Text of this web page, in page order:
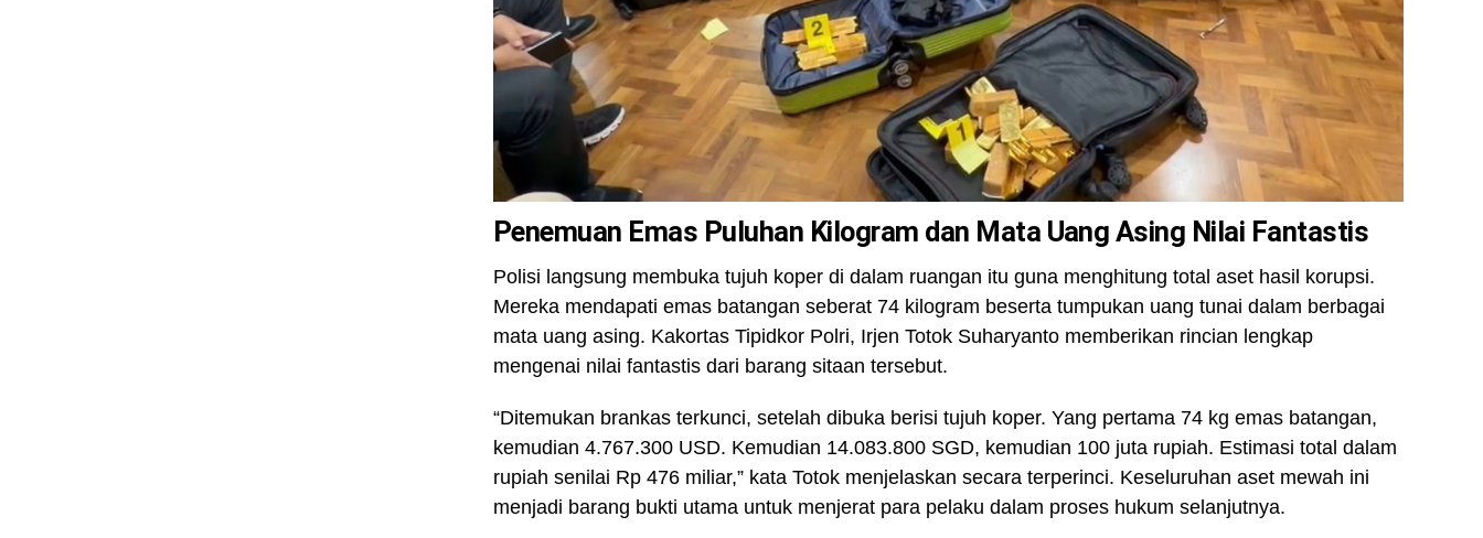
Penemuan Emas Puluhan Kilogram dan Mata Uang Asing Nilai Fantastis
Polisi langsung membuka tujuh koper di dalam ruangan itu guna menghitung total aset hasil korupsi.
Mereka mendapati emas batangan seberat 74 kilogram beserta tumpukan uang tunai dalam berbagai
mata uang asing. Kakortas Tipidkor Polri, Irjen Totok Suharyanto memberikan rincian lengkap
mengenai nilai fantastis dari barang sitaan tersebut.
“Ditemukan brankas terkunci, setelah dibuka berisi tujuh koper. Yang pertama 74 kg emas batangan,
kemudian 4.767.300 USD. Kemudian 14.083.800 SGD, kemudian 100 juta rupiah. Estimasi total dalam
rupiah senilai Rp 476 miliar,” kata Totok menjelaskan secara terperinci. Keseluruhan aset mewah ini
menjadi barang bukti utama untuk menjerat para pelaku dalam proses hukum selanjutnya.